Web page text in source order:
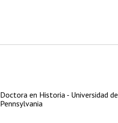
Doctora en Historia - Universidad de
Pennsylvania